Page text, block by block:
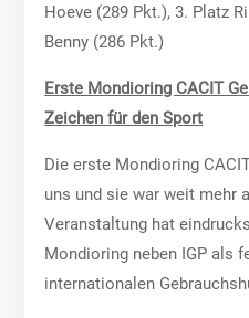
Hoeve (289 Pkt.), 3. Platz
Benny (286 Pkt.)
Erste Mondioring CACIT
Zeichen für den Sport
Die erste Mondioring
uns und sie war weit mehr
Veranstaltung hat
Mondioring neben IGP als
internationalen